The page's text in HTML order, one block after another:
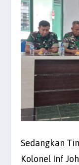
Sedangkan
Kolonel Inf